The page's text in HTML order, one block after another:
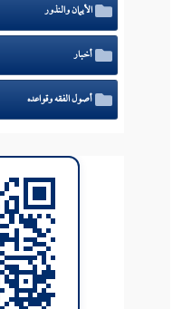
الأيمان والنذور
أخبار
أصول الفقه وقواعده